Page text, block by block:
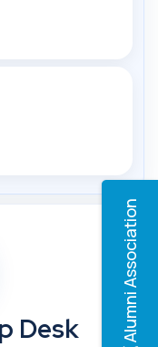
Alumni Association
Desk